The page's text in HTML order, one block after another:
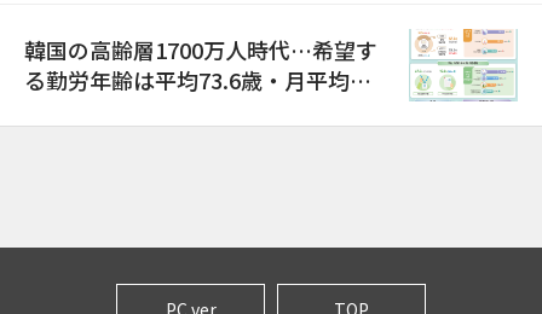
韓国の高齢層1700万人時代…希望す
る勤労年齢は平均73.6歳・月平均賃
PC ver TOP